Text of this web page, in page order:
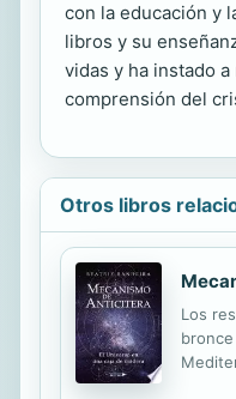
con la educación y
libros y su
vidas y ha instado
comprensión del
Otros libros
Los